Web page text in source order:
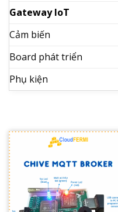
Gateway IoT
Cảm biến
Board phát triển
Phụ kiện